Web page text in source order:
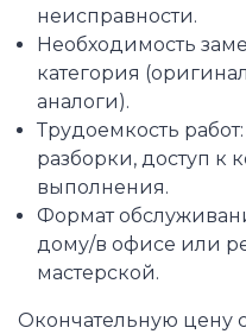
неисправности.
Необходимость
категория
аналоги).
Трудоемкость
разборки, доступ к
выполнения.
Формат
дому/в офисе или
мастерской.
Окончательную цену